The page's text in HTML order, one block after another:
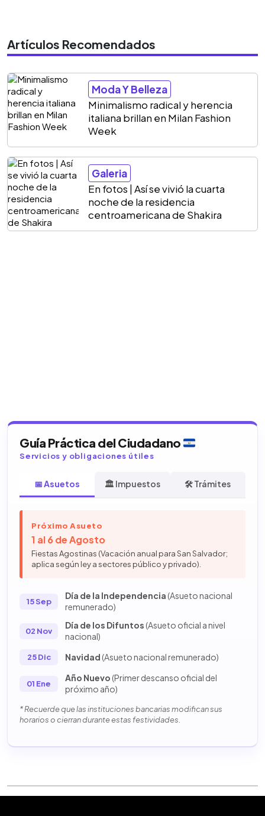
Artículos Recomendados
Moda Y Belleza
Minimalismo radical y herencia
italiana brillan en Milan Fashion
Week
Galeria
En fotos | Así se vivió la cuarta
noche de la residencia
centroamericana de Shakira
Guía Práctica del Ciudadano
Servicios y obligaciones útiles
📅 Asuetos 🏛️ Impuestos 🛠️ Trámites
Próximo Asueto
1 al 6 de Agosto
Fiestas Agostinas (Vacación anual para San Salvador;
aplica según ley a sectores público y privado).
15 Sep
Día de la Independencia(Asueto nacional
remunerado)
02 Nov
Día de los Difuntos(Asueto oficial a nivel
nacional)
25 Dic Navidad(Asueto nacional remunerado)
01 Ene
Año Nuevo(Primer descanso oficial del
próximo año)
* Recuerde que las instituciones bancarias modifican sus
horarios o cierran durante estas festividades.